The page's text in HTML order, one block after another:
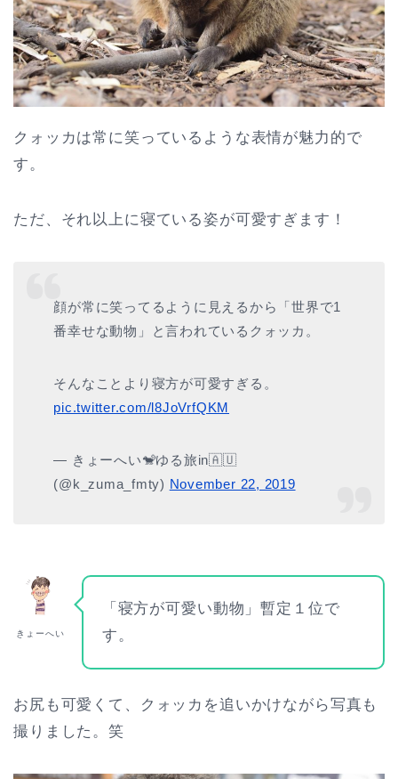
クォッカは常に笑っているような表情が魅力的で
す。
ただ、それ以上に寝ている姿が可愛すぎます！
顔が常に笑ってるように見えるから「世界で1
番幸せな動物」と言われているクォッカ。
そんなことより寝方が可愛すぎる。
pic.twitter.com/l8JoVrfQKM
— きょーへい🐒ゆる旅in🇦🇺
(@k_zuma_fmty) November 22, 2019
きょーへい
「寝方が可愛い動物」暫定１位で
す。
お尻も可愛くて、クォッカを追いかけながら写真も
撮りました。笑